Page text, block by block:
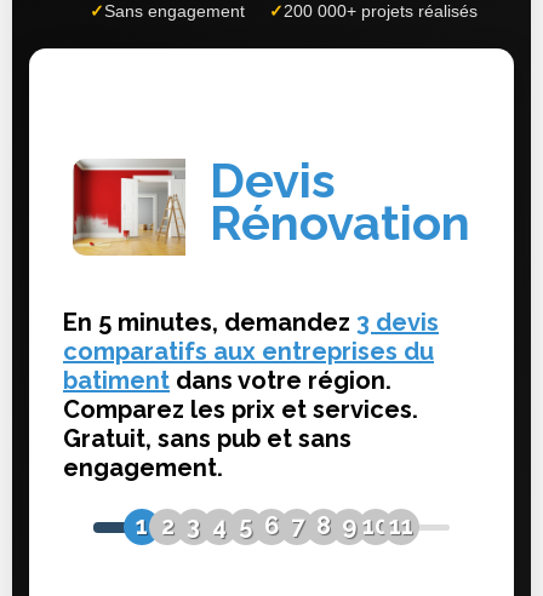
✓Sans engagement ✓ 200 000+ projets réalisés